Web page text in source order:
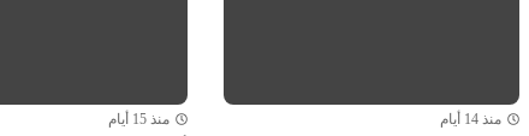
منذ 14 أيام منذ 15 أيام